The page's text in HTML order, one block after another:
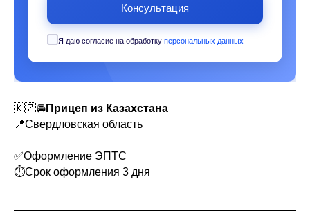
Консультация
Я даю согласие на обработку персональных данных
🇰🇿🚘Прицеп из Казахстана
📍Свердловская область
✅Оформление ЭПТС
⏱Срок оформления 3 дня